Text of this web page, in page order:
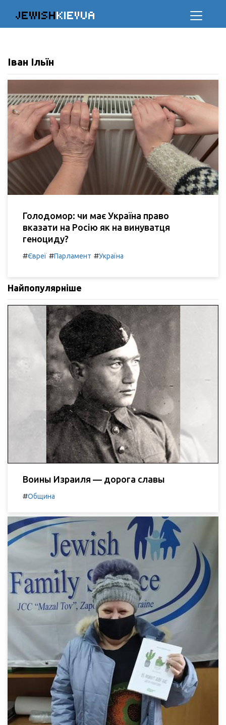
JEWISHKIEVUA
Іван Ільїн
Голодомор: чи має Україна право
вказати на Росію як на винуватця
геноциду?
#Євреї #Парламент #Україна
Найпопулярніше
Воины Израиля — дорога славы
#Община